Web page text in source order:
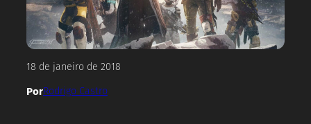
18 de janeiro de 2018
PorRodrigo Castro